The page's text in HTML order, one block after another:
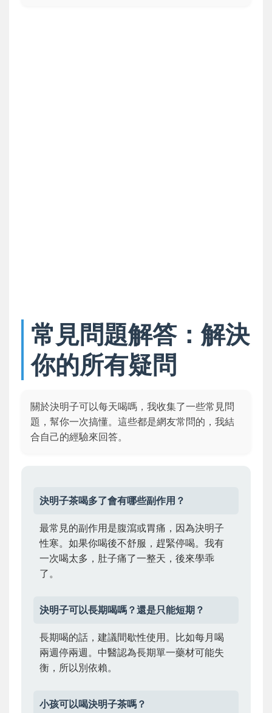
常見問題解答：解決
你的所有疑問
關於決明子可以每天喝嗎，我收集了一些常見問
題，幫你一次搞懂。這些都是網友常問的，我結
合自己的經驗來回答。
決明子茶喝多了會有哪些副作用？
最常見的副作用是腹瀉或胃痛，因為決明子
性寒。如果你喝後不舒服，趕緊停喝。我有
一次喝太多，肚子痛了一整天，後來學乖
了。
決明子可以長期喝嗎？還是只能短期？
長期喝的話，建議間歇性使用。比如每月喝
兩週停兩週。中醫認為長期單一藥材可能失
衡，所以別依賴。
小孩可以喝決明子茶嗎？